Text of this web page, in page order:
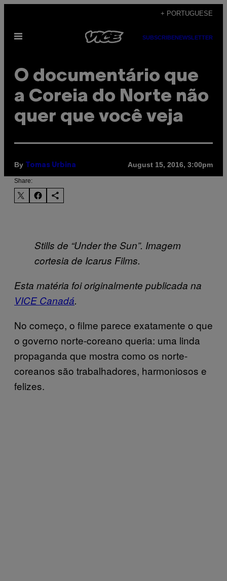
content
+ PORTUGUESE
Open
SUBSCRIBENEWSLETTER
O documentário que
a Coreia do Norte não
quer que você veja
By Tomas Urbina August 15, 2016, 3:00pm
Share:
Stills de “Under the Sun”. Imagem
cortesia de Icarus Films.
Esta matéria foi originalmente publicada na
VICE Canadá.
No começo, o filme parece exatamente o que
o governo norte-coreano queria: uma linda
propaganda que mostra como os norte-
coreanos são trabalhadores, harmoniosos e
felizes.